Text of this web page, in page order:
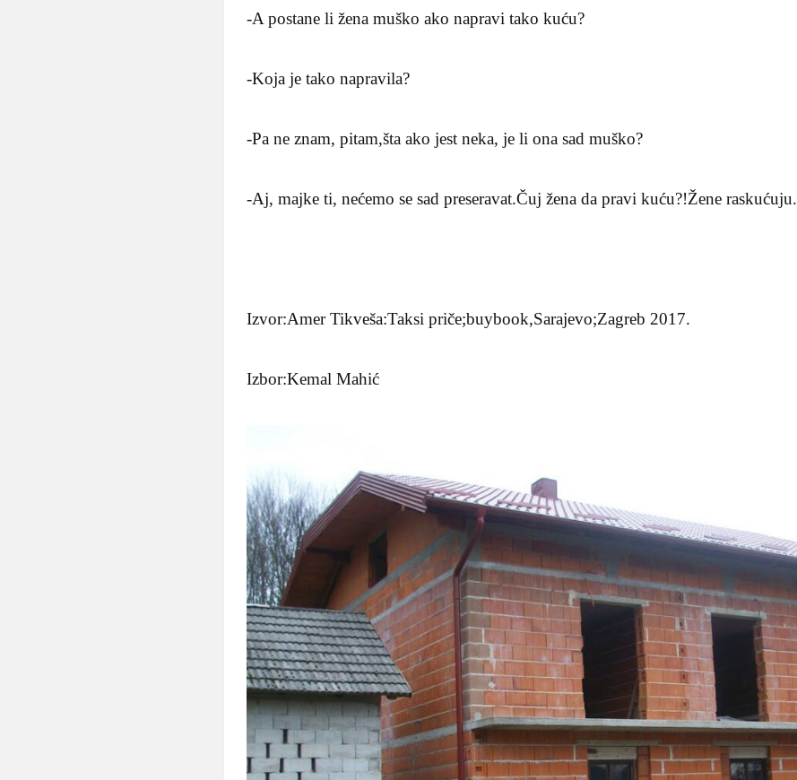
-A postane li žena muško ako napravi tako kuću?
-Koja je tako napravila?
-Pa ne znam, pitam,šta ako jest neka, je li ona sad muško?
-Aj, majke ti, nećemo se sad preseravat.Čuj žena da pravi kuću?!Žene raskućuju.
Izvor:Amer Tikveša:Taksi priče;buybook,Sarajevo;Zagreb 2017.
Izbor:Kemal Mahić